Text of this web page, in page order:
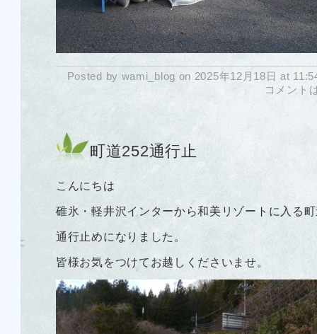
Posted by wami_blog on 2025年12月18日 at
コメント
町道252通行止
こんにちは
碓氷・軽井沢インターから和美リゾートに入る
通行止めになりました。
皆様お気をつけてお越しくださいませ。